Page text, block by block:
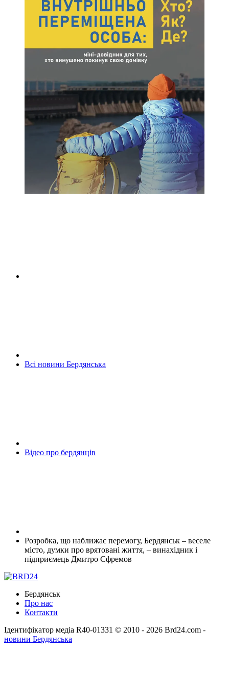
Всі новини Бердянська
Відео про бердянців
Розробка, що наближає перемогу, Бердянськ – веселе
місто, думки про врятовані життя, – винахідник і
підприємець Дмитро Єфремов
Бердянськ
Про нас
Контакти
Ідентифікатор медіа R40-01331 © 2010 - 2026 Brd24.com -
новини Бердянська